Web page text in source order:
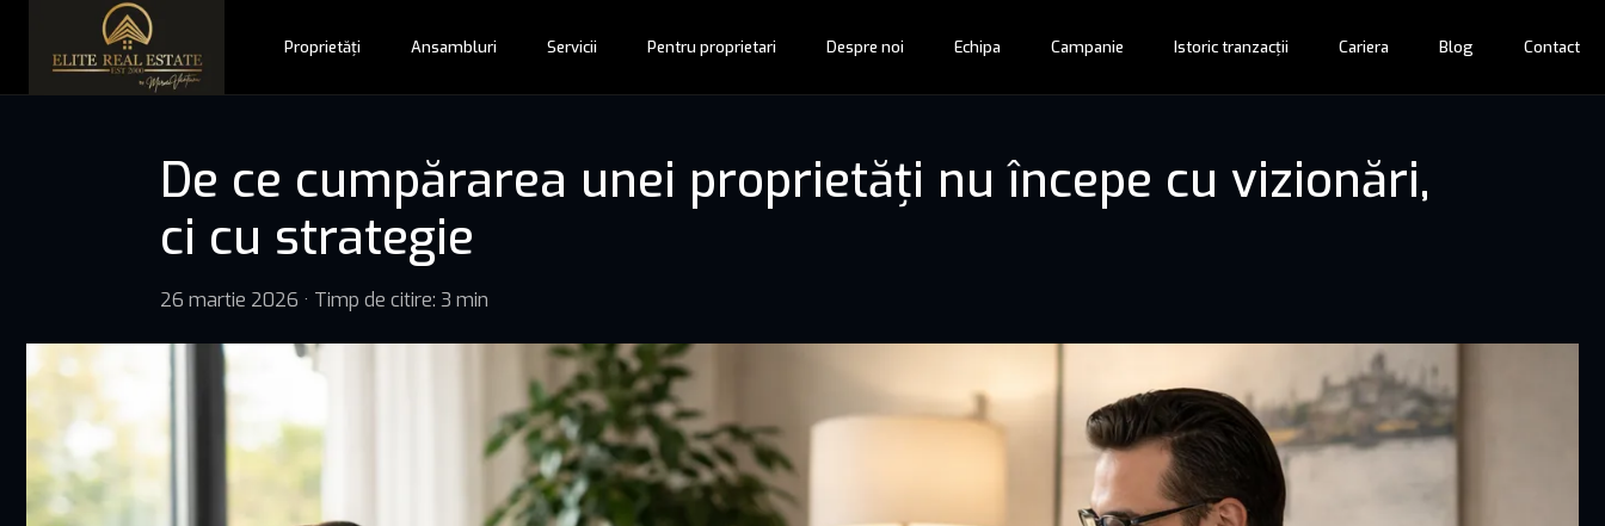
Proprietăți Ansambluri Servicii Pentru proprietari Despre noi Echipa Campanie Istoric tranzacții Cariera Blog Contact
De ce cumpărarea unei proprietăți nu începe cu vizionări,
ci cu strategie
26 martie 2026 · Timp de citire: 3 min